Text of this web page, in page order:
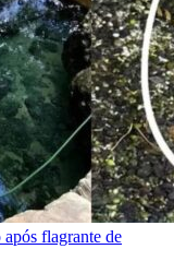
flagrante de